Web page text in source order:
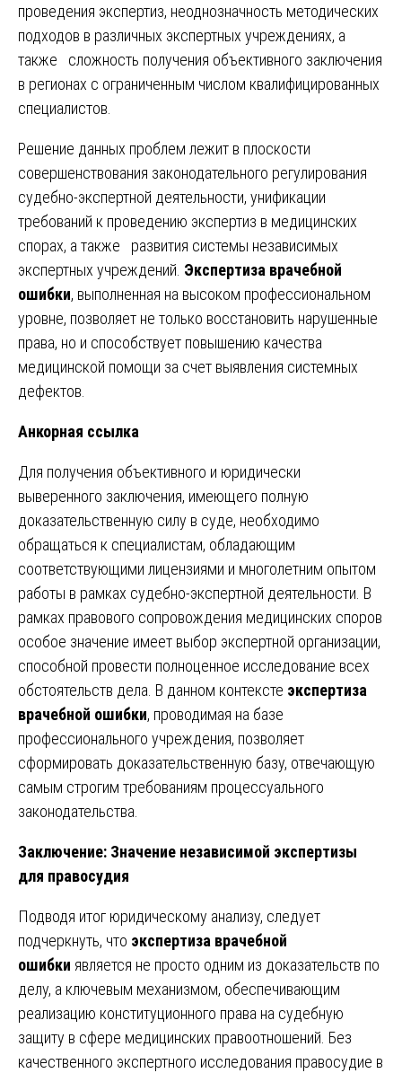
проведения экспертиз, неоднозначность методических
подходов в различных экспертных учреждениях, а
также сложность получения объективного заключения
в регионах с ограниченным числом квалифицированных
специалистов.
Решение данных проблем лежит в плоскости
совершенствования законодательного регулирования
судебно-экспертной деятельности, унификации
требований к проведению экспертиз в медицинских
спорах, а также развития системы независимых
экспертных учреждений. Экспертиза врачебной
ошибки, выполненная на высоком профессиональном
уровне, позволяет не только восстановить нарушенные
права, но и способствует повышению качества
медицинской помощи за счет выявления системных
дефектов.
Анкорная ссылка
Для получения объективного и юридически
выверенного заключения, имеющего полную
доказательственную силу в суде, необходимо
обращаться к специалистам, обладающим
соответствующими лицензиями и многолетним опытом
работы в рамках судебно-экспертной деятельности. В
рамках правового сопровождения медицинских споров
особое значение имеет выбор экспертной организации,
способной провести полноценное исследование всех
обстоятельств дела. В данном контексте экспертиза
врачебной ошибки, проводимая на базе
профессионального учреждения, позволяет
сформировать доказательственную базу, отвечающую
самым строгим требованиям процессуального
законодательства.
Заключение: Значение независимой экспертизы
для правосудия
Подводя итог юридическому анализу, следует
подчеркнуть, что экспертиза врачебной
ошибки является не просто одним из доказательств по
делу, а ключевым механизмом, обеспечивающим
реализацию конституционного права на судебную
защиту в сфере медицинских правоотношений. Без
качественного экспертного исследования правосудие в